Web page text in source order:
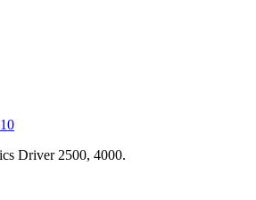
Driver 2500, 4000.